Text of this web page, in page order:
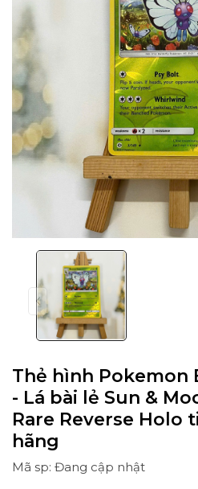
Thẻ hình Pokemon
- Lá bài lẻ Sun &
Rare Reverse Holo
hãng
Mã sp: Đang cập nhật